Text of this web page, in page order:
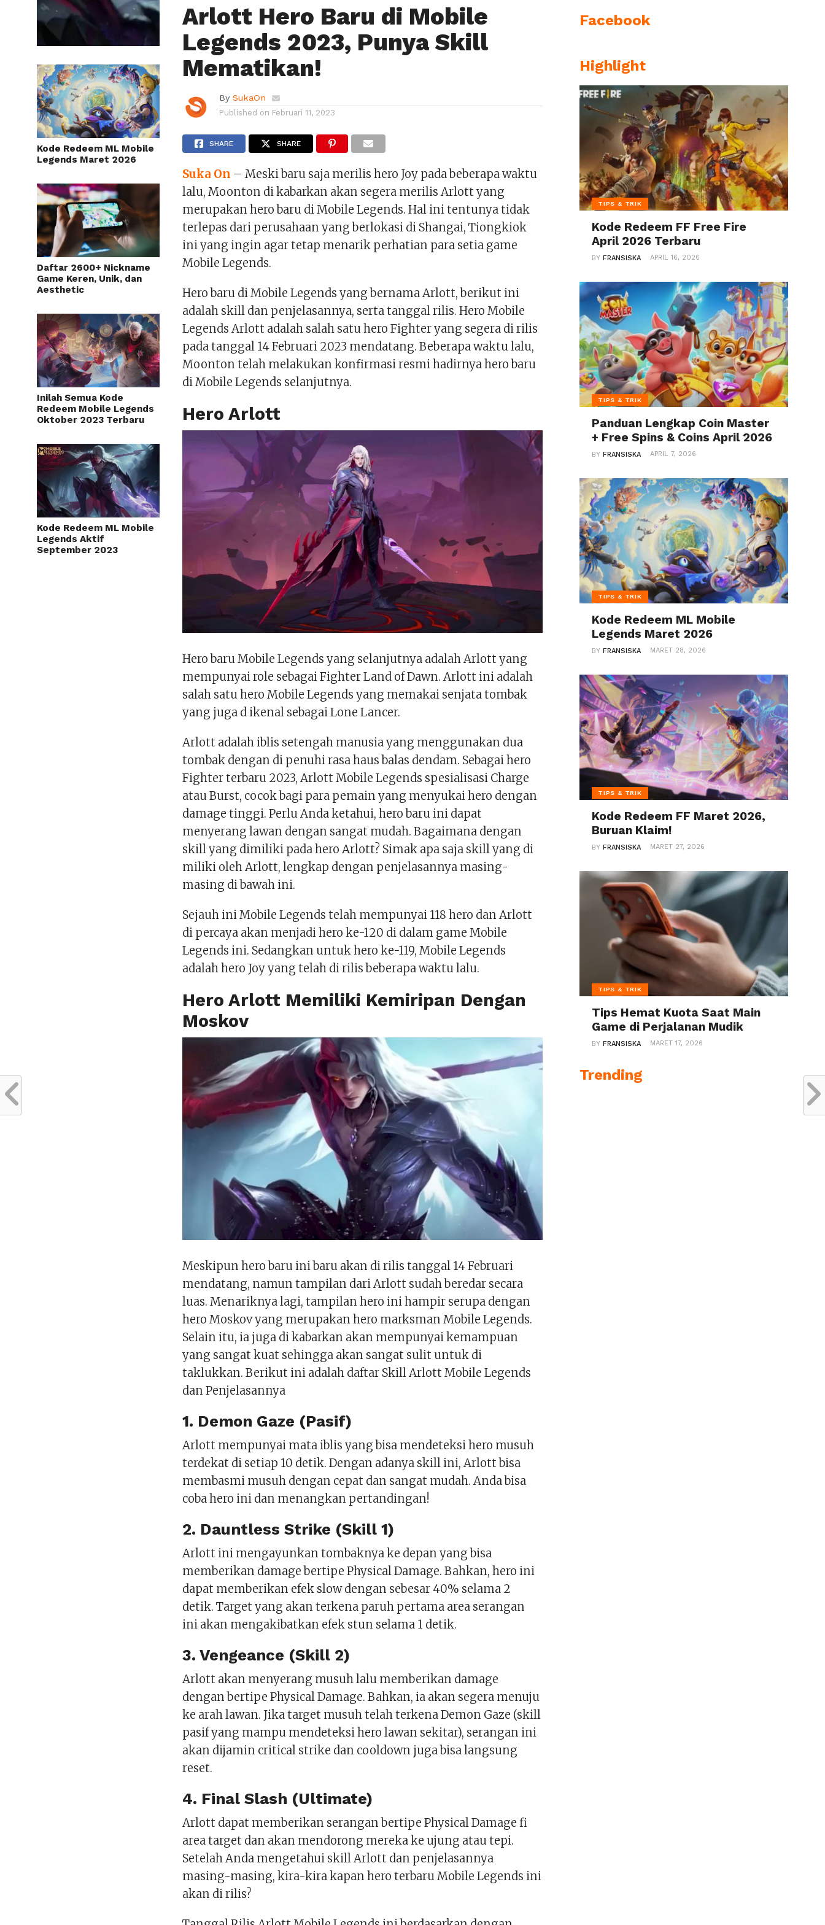
Kode Redeem ML Mobile
Legends Maret 2026
Daftar 2600+ Nickname
Game Keren, Unik, dan
Aesthetic
Inilah Semua Kode
Redeem Mobile Legends
Oktober 2023 Terbaru
Kode Redeem ML Mobile
Legends Aktif
September 2023
Arlott Hero Baru di Mobile
Legends 2023, Punya Skill
Mematikan!
By SukaOn
Published on Februari 11, 2023
SHARE SHARE
Suka On – Meski baru saja merilis hero Joy pada beberapa waktu
lalu, Moonton di kabarkan akan segera merilis Arlott yang
merupakan hero baru di Mobile Legends. Hal ini tentunya tidak
terlepas dari perusahaan yang berlokasi di Shangai, Tiongkiok
ini yang ingin agar tetap menarik perhatian para setia game
Mobile Legends.
Hero baru di Mobile Legends yang bernama Arlott, berikut ini
adalah skill dan penjelasannya, serta tanggal rilis. Hero Mobile
Legends Arlott adalah salah satu hero Fighter yang segera di rilis
pada tanggal 14 Februari 2023 mendatang. Beberapa waktu lalu,
Moonton telah melakukan konfirmasi resmi hadirnya hero baru
di Mobile Legends selanjutnya.
Hero Arlott
Hero baru Mobile Legends yang selanjutnya adalah Arlott yang
mempunyai role sebagai Fighter Land of Dawn. Arlott ini adalah
salah satu hero Mobile Legends yang memakai senjata tombak
yang juga d ikenal sebagai Lone Lancer.
Arlott adalah iblis setengah manusia yang menggunakan dua
tombak dengan di penuhi rasa haus balas dendam. Sebagai hero
Fighter terbaru 2023, Arlott Mobile Legends spesialisasi Charge
atau Burst, cocok bagi para pemain yang menyukai hero dengan
damage tinggi. Perlu Anda ketahui, hero baru ini dapat
menyerang lawan dengan sangat mudah. Bagaimana dengan
skill yang dimiliki pada hero Arlott? Simak apa saja skill yang di
miliki oleh Arlott, lengkap dengan penjelasannya masing-
masing di bawah ini.
Sejauh ini Mobile Legends telah mempunyai 118 hero dan Arlott
di percaya akan menjadi hero ke-120 di dalam game Mobile
Legends ini. Sedangkan untuk hero ke-119, Mobile Legends
adalah hero Joy yang telah di rilis beberapa waktu lalu.
Hero Arlott Memiliki Kemiripan Dengan
Moskov
Meskipun hero baru ini baru akan di rilis tanggal 14 Februari
mendatang, namun tampilan dari Arlott sudah beredar secara
luas. Menariknya lagi, tampilan hero ini hampir serupa dengan
hero Moskov yang merupakan hero marksman Mobile Legends.
Selain itu, ia juga di kabarkan akan mempunyai kemampuan
yang sangat kuat sehingga akan sangat sulit untuk di
taklukkan. Berikut ini adalah daftar Skill Arlott Mobile Legends
dan Penjelasannya
1. Demon Gaze (Pasif)
Arlott mempunyai mata iblis yang bisa mendeteksi hero musuh
terdekat di setiap 10 detik. Dengan adanya skill ini, Arlott bisa
membasmi musuh dengan cepat dan sangat mudah. Anda bisa
coba hero ini dan menangkan pertandingan!
2. Dauntless Strike (Skill 1)
Arlott ini mengayunkan tombaknya ke depan yang bisa
memberikan damage bertipe Physical Damage. Bahkan, hero ini
dapat memberikan efek slow dengan sebesar 40% selama 2
detik. Target yang akan terkena paruh pertama area serangan
ini akan mengakibatkan efek stun selama 1 detik.
3. Vengeance (Skill 2)
Arlott akan menyerang musuh lalu memberikan damage
dengan bertipe Physical Damage. Bahkan, ia akan segera menuju
ke arah lawan. Jika target musuh telah terkena Demon Gaze (skill
pasif yang mampu mendeteksi hero lawan sekitar), serangan ini
akan dijamin critical strike dan cooldown juga bisa langsung
reset.
4. Final Slash (Ultimate)
Arlott dapat memberikan serangan bertipe Physical Damage fi
area target dan akan mendorong mereka ke ujung atau tepi.
Setelah Anda mengetahui skill Arlott dan penjelasannya
masing-masing, kira-kira kapan hero terbaru Mobile Legends ini
akan di rilis?
Facebook
Highlight
TIPS & TRIK
Kode Redeem FF Free Fire
April 2026 Terbaru
BYFRANSISKA APRIL 16, 2026
TIPS & TRIK
Panduan Lengkap Coin Master
+ Free Spins & Coins April 2026
BYFRANSISKA APRIL 7, 2026
TIPS & TRIK
Kode Redeem ML Mobile
Legends Maret 2026
BYFRANSISKA MARET 28, 2026
TIPS & TRIK
Kode Redeem FF Maret 2026,
Buruan Klaim!
BYFRANSISKA MARET 27, 2026
TIPS & TRIK
Tips Hemat Kuota Saat Main
Game di Perjalanan Mudik
BYFRANSISKA MARET 17, 2026
Trending